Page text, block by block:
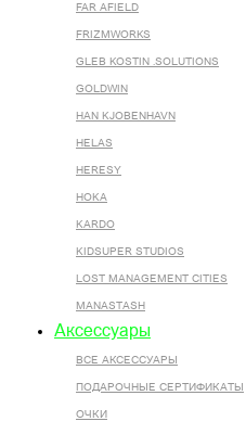
FAR AFIELD
FRIZMWORKS
GLEB KOSTIN .SOLUTIONS
GOLDWIN
HAN KJOBENHAVN
HELAS
HERESY
HOKA
KARDO
KIDSUPER STUDIOS
LOST MANAGEMENT CITIES
MANASTASH
Аксессуары
ВСЕ AКСЕССУАРЫ
ПОДАРОЧНЫЕ СЕРТИФИКАТЫ
ОЧКИ